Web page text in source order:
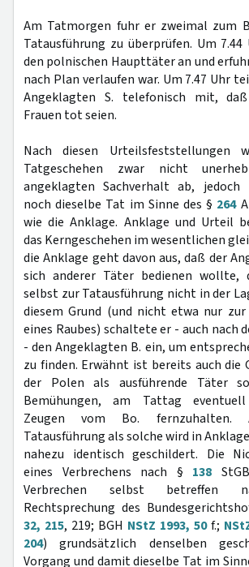
Am Tatmorgen fuhr er zweimal zum
Tatausführung zu überprüfen. Um
den polnischen Haupttäter an und
nach Plan verlaufen war. Um 7.47 Uhr
Angeklagten S. telefonisch mit,
Frauen tot seien.
Nach diesen Urteilsfeststellungen
Tatgeschehen zwar nicht
angeklagten Sachverhalt ab,
noch dieselbe Tat im Sinne des § 264
wie die Anklage. Anklage und Urteil
das Kerngeschehen im wesentlichen
die Anklage geht davon aus, daß der
sich anderer Täter bedienen wollte,
selbst zur Tatausführung nicht in der
diesem Grund (und nicht etwa nur zur
eines Raubes) schaltete er - auch nach
- den Angeklagten B. ein, um
zu finden. Erwähnt ist bereits auch die
der Polen als ausführende Täter
Bemühungen, am Tattag
Zeugen vom Bo. fernzuhalten.
Tatausführung als solche wird in
nahezu identisch geschildert. Die
eines Verbrechens nach § 138
Verbrechen selbst betreffen
Rechtsprechung des
32, 215, 219; BGH NStZ 1993, 50f.;
204) grundsätzlich denselben
Vorgang und damit dieselbe Tat im